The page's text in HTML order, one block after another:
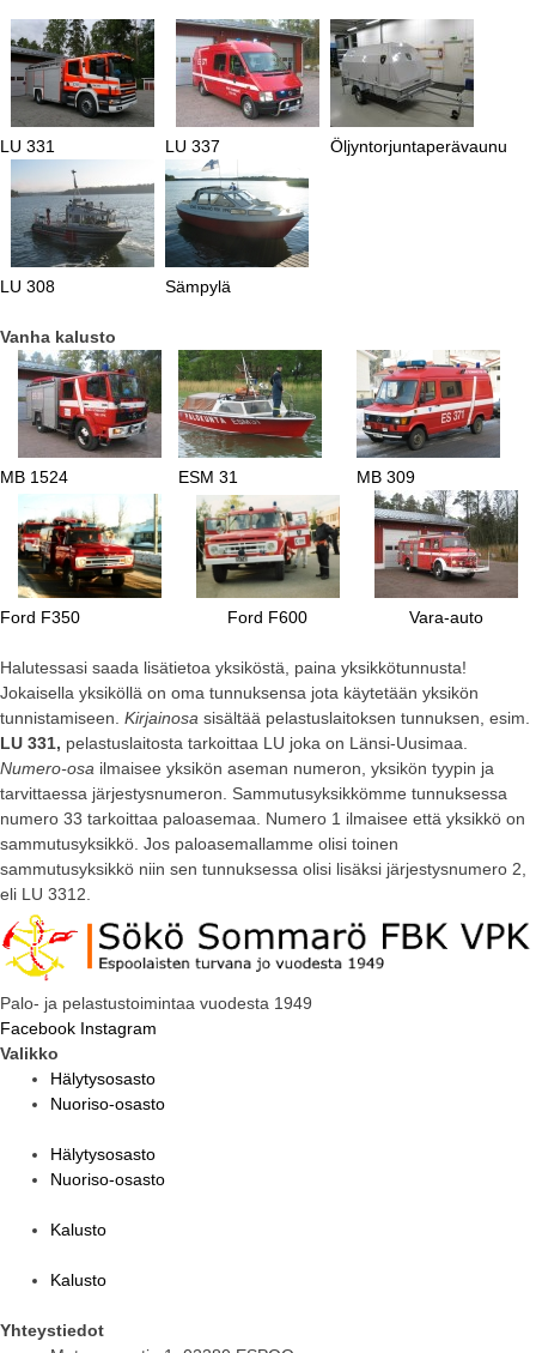
LU 331 LU 337 Öljyntorjuntaperävaunu
LU 308 Sämpylä
Vanha kalusto
MB 1524 ESM 31 MB 309
Ford F350 Ford F600 Vara-auto
Halutessasi saada lisätietoa yksiköstä, paina yksikkötunnusta!
Jokaisella yksiköllä on oma tunnuksensa jota käytetään yksikön
tunnistamiseen. Kirjainosa sisältää pelastuslaitoksen tunnuksen, esim.
LU 331, pelastuslaitosta tarkoittaa LU joka on Länsi-Uusimaa.
Numero-osa ilmaisee yksikön aseman numeron, yksikön tyypin ja
tarvittaessa järjestysnumeron. Sammutusyksikkömme tunnuksessa
numero 33 tarkoittaa paloasemaa. Numero 1 ilmaisee että yksikkö on
sammutusyksikkö. Jos paloasemallamme olisi toinen
sammutusyksikkö niin sen tunnuksessa olisi lisäksi järjestysnumero 2,
eli LU 3312.
Palo- ja pelastustoimintaa vuodesta 1949
Facebook Instagram
Valikko
Hälytysosasto
Nuoriso-osasto
Hälytysosasto
Nuoriso-osasto
Kalusto
Kalusto
Yhteystiedot